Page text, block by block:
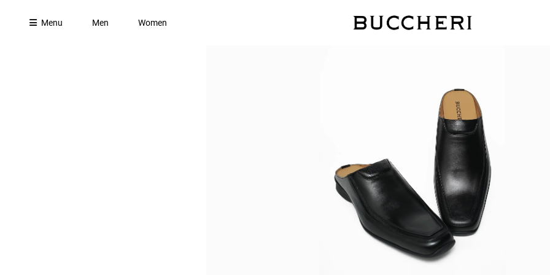
Menu Men Women